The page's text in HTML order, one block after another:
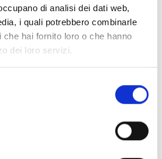
di analisi dei dati web,
i quali potrebbero combinarle
hai fornito loro o che hanno
dei loro servizi.
BPS12060S
IPS12060S dans un boîtier
métallique
IPS12060G dans un boîtier